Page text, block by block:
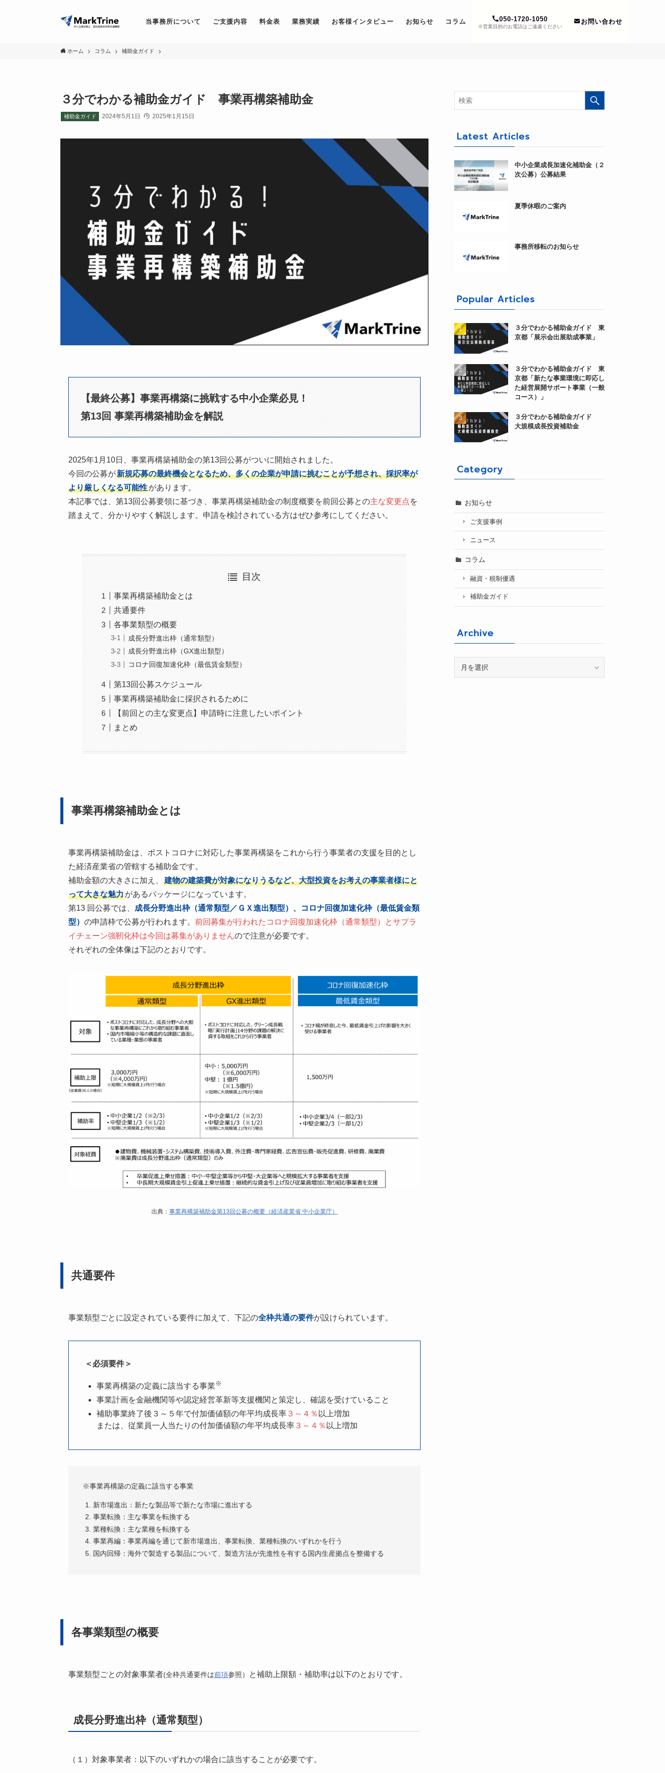
当事務所について ご支援内容 料金表 業務実績 お客様インタビュー お知らせ コラム 050-1720-1050
※営業目的のお電話はご遠慮ください
お問い合わせ
ホーム コラム 補助金ガイド
３分でわかる補助金ガイド 事業再構築補助金
補助金ガイド 2024年5月1日 2025年1月15日
【最終公募】事業再構築に挑戦する中小企業必見！
第13回 事業再構築補助金を解説
2025年1月10日、事業再構築補助金の第13回公募がついに開始されました。
今回の公募が新規応募の最終機会となるため、多くの企業が申請に挑むことが予想され、採択率が
より厳しくなる可能性があります。
本記事では、第13回公募要領に基づき、事業再構築補助金の制度概要を前回公募との主な変更点を
踏まえて、分かりやすく解説します。申請を検討されている方はぜひ参考にしてください。
目次
事業再構築補助金とは
共通要件
各事業類型の概要
成長分野進出枠（通常類型）
成長分野進出枠（GX進出類型）
コロナ回復加速化枠（最低賃金類型）
第13回公募スケジュール
事業再構築補助金に採択されるために
【前回との主な変更点】申請時に注意したいポイント
まとめ
事業再構築補助金とは
事業再構築補助金は、ポストコロナに対応した事業再構築をこれから行う事業者の支援を目的とし
た経済産業省の管轄する補助金です。
補助金額の大きさに加え、
建物の建築費が対象になりうるなど、大型投資をお考えの事業者様にと
って大きな魅力があるパッケージになっています。
第13 回公募では、 成長分野進出枠（通常類型／ＧＸ進出類型）、コロナ回復加速化枠（最低賃金類
型） の申請枠で公募が行われます。 前回募集が行われたコロナ回復加速化枠（通常類型）とサプラ
イチェーン強靭化枠は今回は募集がありませんので注意が必要です。
それぞれの全体像は下記のとおりです。
出典： 事業再構築補助金第13回公募の概要（経済産業省 中小企業庁）
共通要件
事業類型ごとに設定されている要件に加えて、下記の全枠共通の要件が設けられています。
＜必須要件＞
事業再構築の定義に該当する事業 ※
事業計画を金融機関等や認定経営革新等支援機関と策定し、確認を受けていること
補助事業終了後３～５年で付加価値額の年平均成長率 ３～４％以上増加
または、従業員一人当たりの付加価値額の年平均成長率 ３～４％以上増加
※事業再構築の定義に該当する事業
新市場進出：新たな製品等で新たな市場に進出する
事業転換：主な事業を転換する
業種転換：主な業種を転換する
事業再編：事業再編を通じて新市場進出、事業転換、業種転換のいずれかを行う
国内回帰：海外で製造する製品について、製造方法が先進性を有する国内生産拠点を整備する
各事業類型の概要
事業類型ごとの対象事業者(全枠共通要件は前項参照） と補助上限額・補助率は以下のとおりです。
成長分野進出枠（通常類型）
（１）対象事業者：以下のいずれかの場合に該当することが必要です。
Latest Articles
中小企業成長加速化補助金（２
次公募）公募結果
夏季休暇のご案内
事務所移転のお知らせ
Popular Articles
３分でわかる補助金ガイド 東
京都「展示会出展助成事業」
３分でわかる補助金ガイド 東
京都「新たな事業環境に即応し
た経営展開サポート事業（一般
コース）」
３分でわかる補助金ガイド
大規模成長投資補助金
Category
お知らせ
ご支援事例
ニュース
コラム
融資・税制優遇
補助金ガイド
Archive